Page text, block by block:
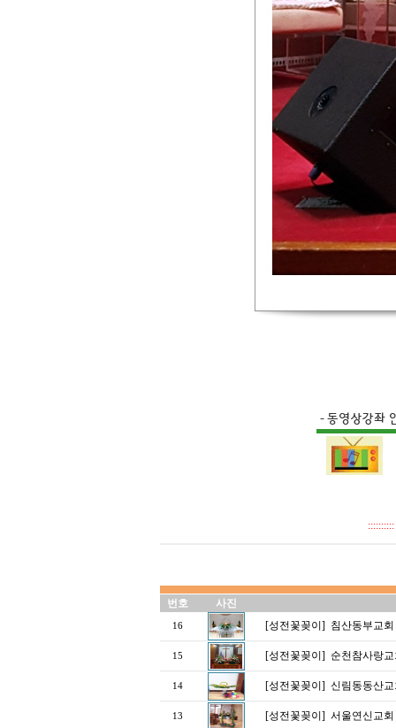
번호 사진
16 [성전꽃꽂이] 침산동부교
15 [성전꽃꽂이] 순천참사랑
14 [성전꽃꽂이] 신림동동산
13 [성전꽃꽂이] 서울연신교